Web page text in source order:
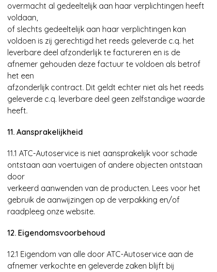
overmacht al gedeeltelijk aan haar verplichtingen heeft
voldaan,
of slechts gedeeltelijk aan haar verplichtingen kan
voldoen is zij gerechtigd het reeds geleverde c.q. het
leverbare deel afzonderlijk te factureren en is de
afnemer gehouden deze factuur te voldoen als betrof
het een
afzonderlijk contract. Dit geldt echter niet als het reeds
geleverde c.q. leverbare deel geen zelfstandige waarde
heeft.
11. Aansprakelijkheid
11.1 ATC-Autoservice is niet aansprakelijk voor schade
ontstaan aan voertuigen of andere objecten ontstaan
door
verkeerd aanwenden van de producten. Lees voor het
gebruik de aanwijzingen op de verpakking en/of
raadpleeg onze website.
12. Eigendomsvoorbehoud
12.1 Eigendom van alle door ATC-Autoservice aan de
afnemer verkochte en geleverde zaken blijft bij